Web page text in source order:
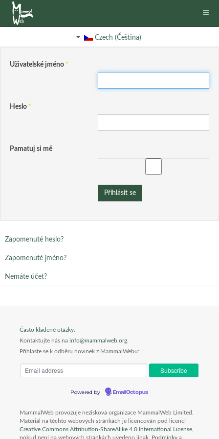
Czech (Čeština)
Uživatelské jméno *
Heslo *
Pamatuj si mě
Přihlásit se
Zapomenuté heslo?
Zapomenuté jméno?
Nemáte účet?
Často kladené otázky
Kontaktujte nás na info@mammalweb.org
Přihlaste se k odběru novinek z MammalWebu:
Powered by EmailOctopus
MammalWeb provozuje nezisková organizace MammalWeb Limited.
Materiál na těchto webových stránkách je licencován pod licencí
Creative Commons Attribution-ShareAlike 4.0 International License
pokud není na webových stránkách uvedeno jinak. Podmínky a